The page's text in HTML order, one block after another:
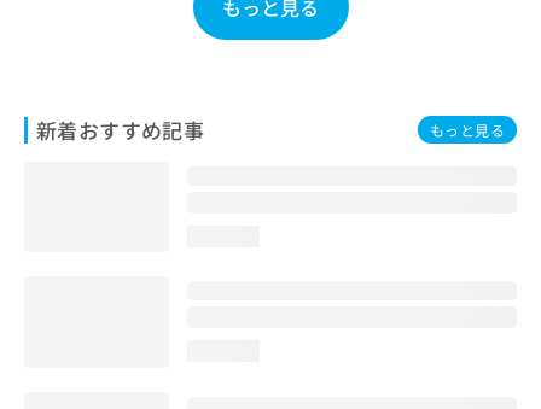
もっと見る
新着おすすめ記事 もっと見る
せ